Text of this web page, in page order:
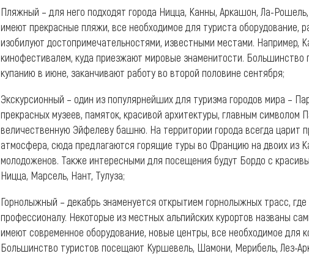
Пляжный – для него подходят города Ницца, Канны, Аркашон, Ла-
имеют прекрасные пляжи, все необходимое для туриста оборудование,
изобилуют достопримечательностями, известными местами. Например,
кинофестивалем, куда приезжают мировые знаменитости. Большинство
купанию в июне, заканчивают работу во второй половине сентября;
Экскурсионный – один из популярнейших для туризма городов мира –
прекрасных музеев, памяток, красивой архитектуры, главным символом
величественную Эйфелеву башню. На территории города всегда царит
атмосфера, сюда предлагаются горящие туры во Францию на двоих из
молодоженов. Также интересными для посещения будут Бордо с
Ницца, Марсель, Нант, Тулуза;
Горнолыжный – декабрь знаменуется открытием горнолыжных трасс, где
профессионалу. Некоторые из местных альпийских курортов названы
имеют современное оборудование, новые центры, все необходимое для
Большинство туристов посещают Куршевель, Шамони, Мерибель, Лез-